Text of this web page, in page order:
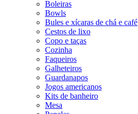
Boleiras
Bowls
Bules e xícaras de chá e café
Cestos de lixo
Copo e taças
Cozinha
Faqueiros
Galheteiros
Guardanapos
Jogos americanos
Kits de banheiro
Mesa